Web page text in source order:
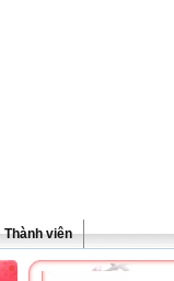
Thành viên